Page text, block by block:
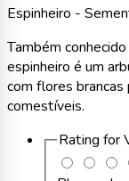
Espinheiro -
Também
espinheiro é um
com flores
comestíveis.
Rating for